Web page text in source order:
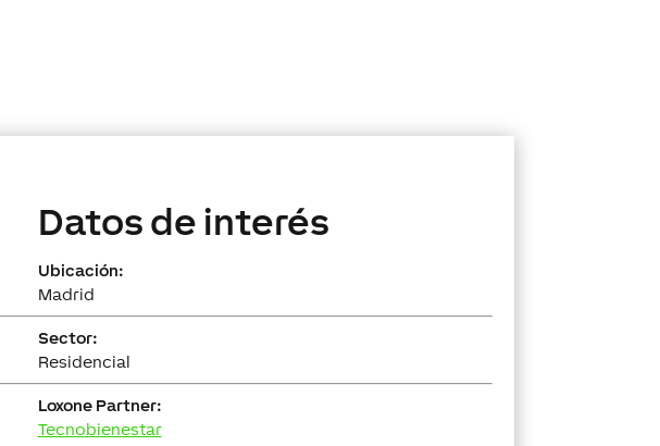
Datos de interés
Ubicación:
Madrid
Sector:
Residencial
Loxone Partner:
Tecnobienestar